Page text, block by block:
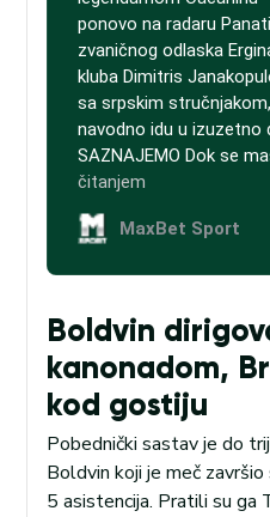
Boldvin
kanonadom,
kod gostiju
Pobednički sastav je do
Boldvin koji je meč
5 asistencija. Pratili su